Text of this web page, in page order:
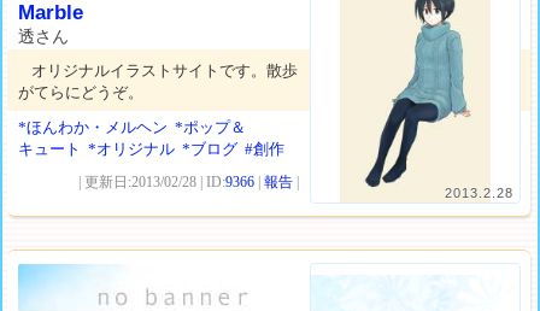
2013.2.28
Marble
透さん
オリジナルイラストサイトです。散歩
がてらにどうぞ。
*ほんわか・メルヘン *ポップ＆
キュート
*オリジナル *ブログ #創作
| 更新日:2013/02/28 | ID:9366 |報告